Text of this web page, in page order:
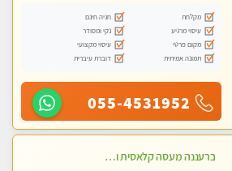
מקלחת
חניה חינם
עיסוי מרגיע
נקי ומסודר
מקום פרטי
עיסוי מקצועי
תמונה אמיתית
דוברת עיברית
055-4531952
ברעננה מעסה קלאסית ומפנקת. highly recommended..new in the city